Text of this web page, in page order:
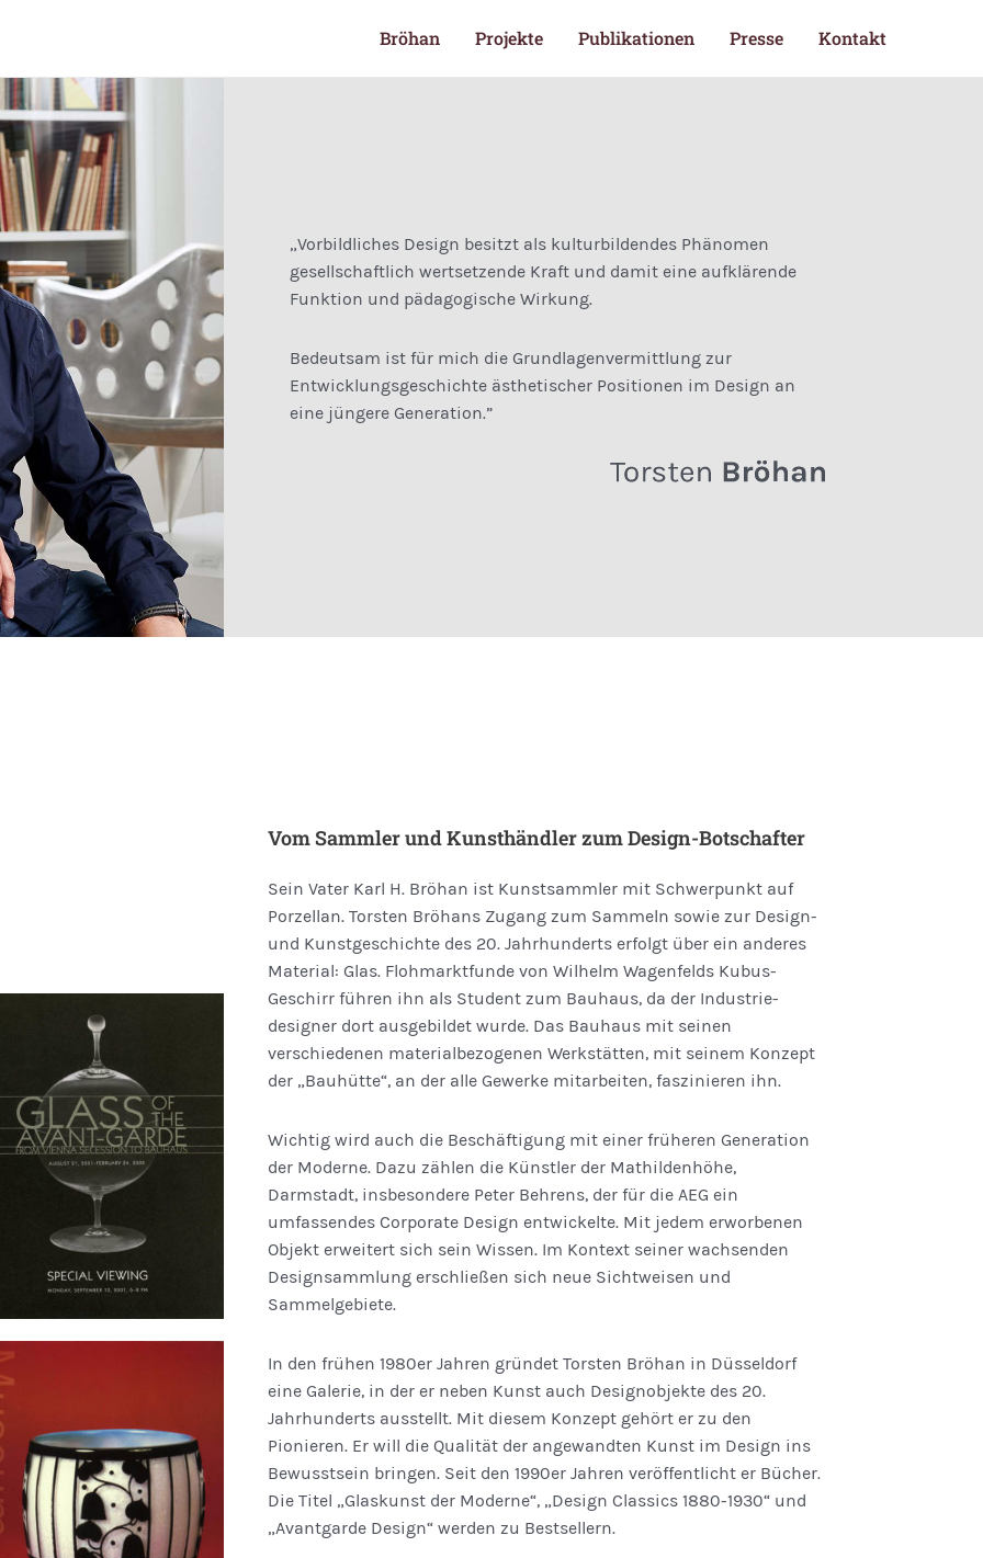
Bröhan Projekte Publikationen Presse Kontakt
„Vorbildliches Design besitzt als kultur­­bildendes Phänomen
gesellschaftlich wert­­setzende Kraft und damit eine aufklärende
Funktion und pädagogische Wirkung.
Bedeutsam ist für mich die Grundlagen­vermittlung zur
Entwicklungs­geschichte ästhetischer Positionen im Design an
eine jüngere Generation.”
Vom Sammler und Kunsthändler zum Design-Botschafter
Sein Vater Karl H. Bröhan ist Kunstsammler mit Schwerpunkt auf
Porzellan. Torsten Bröhans Zugang zum Sammeln sowie zur Design-
und Kunst­­geschichte des 20. Jahr­hunderts erfolgt über ein anderes
Material: Glas. Flohmarktfunde von Wilhelm Wagenfelds Kubus-
Geschirr führen ihn als Student zum Bauhaus, da der Industrie­­
designer dort ausgebildet wurde. Das Bauhaus mit seinen
verschiedenen material­­bezogenen Werk­stätten, mit seinem Konzept
der „Bauhütte“, an der alle Gewerke mitarbeiten, faszinieren ihn.
Wichtig wird auch die Beschäftigung mit einer früheren Generation
der Moderne. Dazu zählen die Künstler der Mathilden­höhe,
Darmstadt, insbesondere Peter Behrens, der für die AEG ein
umfassendes Corporate Design entwickelte. Mit jedem erworbenen
Objekt erweitert sich sein Wissen. Im Kontext seiner wachsenden
Design­sammlung erschließen sich neue Sichtweisen und
Sammelgebiete.
In den frühen 1980er Jahren gründet Torsten Bröhan in Düsseldorf
eine Galerie, in der er neben Kunst auch Designobjekte des 20.
Jahrhunderts ausstellt. Mit diesem Konzept gehört er zu den
Pionieren. Er will die Qualität der angewandten Kunst im Design ins
Bewusstsein bringen. Seit den 1990er Jahren veröffentlicht er Bücher.
Die Titel „Glaskunst der Moderne“, „Design Classics 1880-1930“ und
„Avantgarde Design“ werden zu Bestsellern.